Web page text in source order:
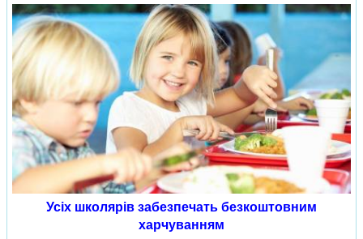
Усіх школярів забезпечать безкоштовним
харчуванням